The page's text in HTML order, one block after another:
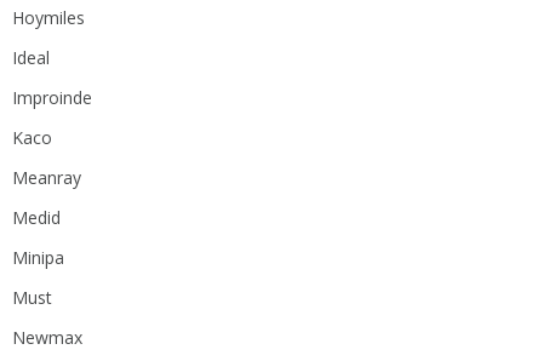
Hoymiles
Ideal
Improinde
Kaco
Meanray
Medid
Minipa
Must
Newmax